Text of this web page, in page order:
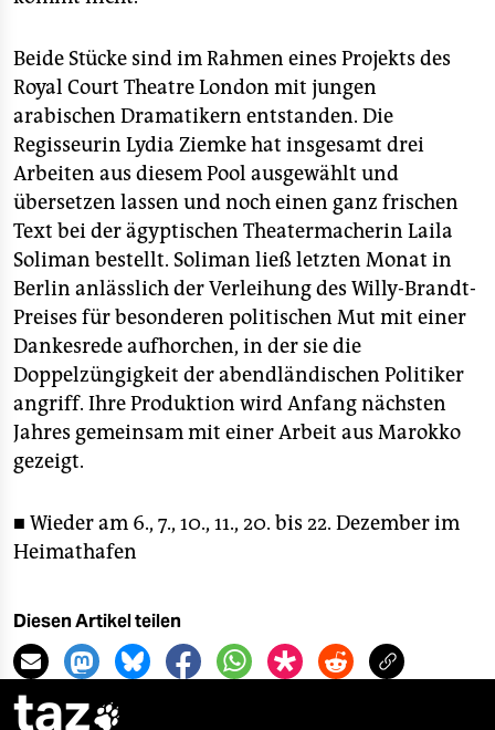
Beide Stücke sind im Rahmen eines Projekts des
Royal Court Theatre London mit jungen
arabischen Dramatikern entstanden. Die
Regisseurin Lydia Ziemke hat insgesamt drei
Arbeiten aus diesem Pool ausgewählt und
übersetzen lassen und noch einen ganz frischen
Text bei der ägyptischen Theatermacherin Laila
Soliman bestellt. Soliman ließ letzten Monat in
Berlin anlässlich der Verleihung des Willy-Brandt-
Preises für besonderen politischen Mut mit einer
Dankesrede aufhorchen, in der sie die
Doppelzüngigkeit der abendländischen Politiker
angriff. Ihre Produktion wird Anfang nächsten
Jahres gemeinsam mit einer Arbeit aus Marokko
gezeigt.
■ Wieder am 6., 7., 10., 11., 20. bis 22. Dezember im
Heimathafen
Diesen Artikel teilen
taz